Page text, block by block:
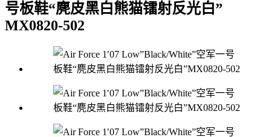
号板鞋“麂皮黑白熊猫镭射反光白”
MX0820-502